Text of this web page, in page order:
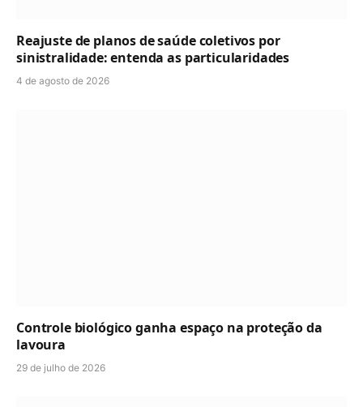
Reajuste de planos de saúde coletivos por
sinistralidade: entenda as particularidades
4 de agosto de 2026
Controle biológico ganha espaço na proteção da
lavoura
29 de julho de 2026